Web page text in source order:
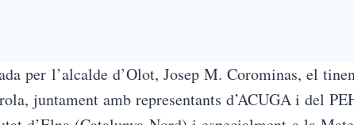
per l’alcalde d’Olot, Josep M. Corominas, el
juntament amb representants d’ACUGA i del